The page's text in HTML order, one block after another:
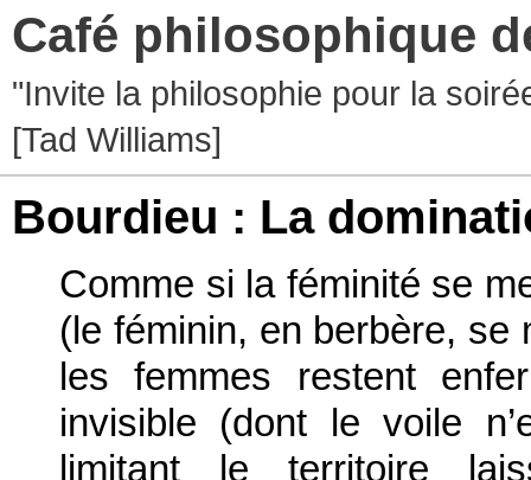
Café philosophique
"Invite la philosophie pour la
[Tad Williams]
Bourdieu : La
Comme si la féminité se
(le féminin, en berbère, se
les femmes restent
invisible (dont le voile
limitant le territoire